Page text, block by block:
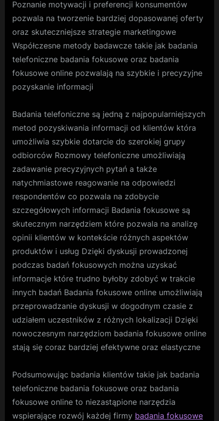
Poznanie motywacji i preferencji konsumentów
pozwala na tworzenie bardziej dopasowanej oferty
oraz skuteczniejsze strategie marketingowe
Współczesne metody badawcze takie jak badania
telefoniczne badania fokusowe oraz badania
fokusowe online pozwalają na szybkie i precyzyjne
pozyskanie informacji
Badania telefoniczne są jedną z najpopularniejszych
metod pozyskiwania informacji od klientów która
umożliwia szybkie dotarcie do szerokiej grupy
odbiorców Rozmowy telefoniczne umożliwiają
zadawanie precyzyjnych pytań a także
natychmiastowe reagowanie na odpowiedzi
respondentów co pozwala na zdobycie
szczegółowych informacji Badania fokusowe są
skutecznym narzędziem które pozwala na analizę
opinii klientów w kontekście różnych aspektów
produktów i usług Dzięki dyskusji prowadzonej
podczas badań fokusowych można uzyskać
informacje które trudno byłoby zdobyć w trakcie
innych badań Badania fokusowe online umożliwiają
przeprowadzanie dyskusji w dogodnym czasie z
udziałem uczestników z różnych lokalizacji Dzięki
nowoczesnym narzędziom badania fokusowe online
stają się coraz bardziej efektywne oraz elastyczne
Podsumowując badania klientów takie jak badania
telefoniczne badania fokusowe oraz badania
fokusowe online to niezastąpione narzędzia
wspierające rozwój każdej firmy badania fokusowe